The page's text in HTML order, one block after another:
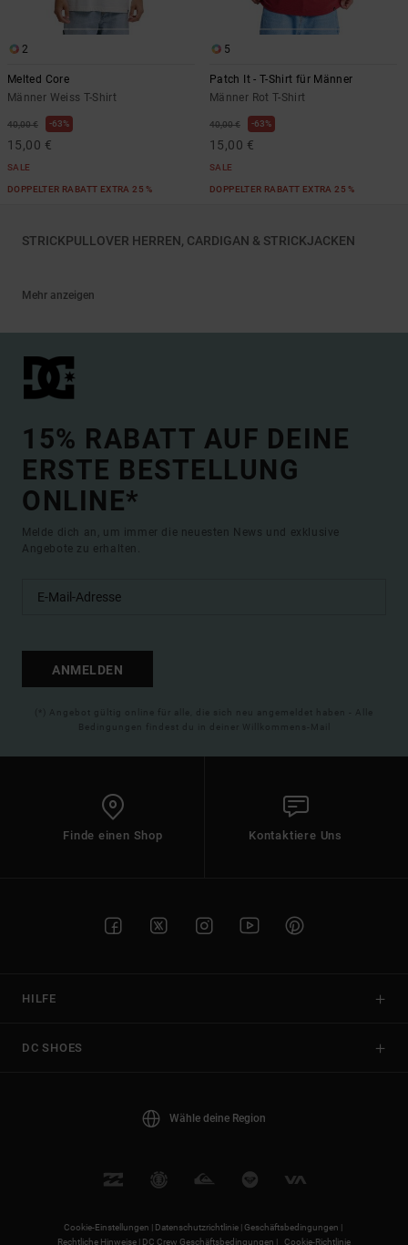
2
Melted Core
Männer Weiss T-Shirt
40,00 € 63%
15,00 €
SALE
DOPPELTER RABATT EXTRA 25 %
5
Patch It - T-Shirt für Männer
Männer Rot T-Shirt
40,00 € 63%
15,00 €
SALE
DOPPELTER RABATT EXTRA 25 %
STRICKPULLOVER HERREN, CARDIGAN & STRICKJACKEN
Mehr anzeigen
15% RABATT AUF DEINE
ERSTE BESTELLUNG
ONLINE*
Melde dich an, um immer die neuesten News und exklusive
Angebote zu erhalten.
ANMELDEN
(*) Angebot gültig online für alle, die sich neu angemeldet haben - Alle
Bedingungen findest du in deiner Willkommens-Mail
Finde einen Shop Kontaktiere Uns
HILFE
DC SHOES
Wähle deine Region
Cookie-Einstellungen | Datenschutzrichtlinie |Geschäftsbedingungen |
Rechtliche Hinweise | DC Crew Geschäftsbedingungen | Cookie-Richtlinie